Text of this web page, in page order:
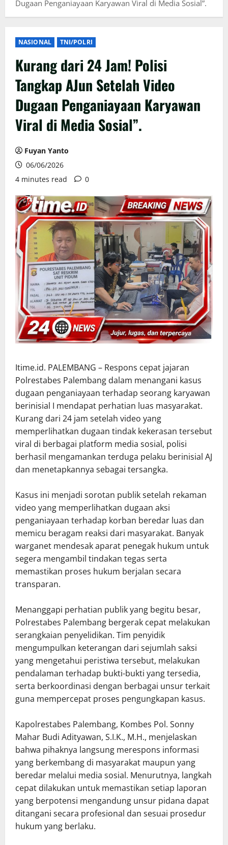
Dugaan Penganiayaan Karyawan Viral di Media Sosial”.
NASIONAL TNI/POLRI
Kurang dari 24 Jam! Polisi
Tangkap AJun Setelah Video
Dugaan Penganiayaan Karyawan
Viral di Media Sosial”.
Fuyan Yanto
06/06/2026
4 minutes read
0
Itime.id. PALEMBANG – Respons cepat jajaran
Polrestabes Palembang dalam menangani kasus
dugaan penganiayaan terhadap seorang karyawan
berinisial I mendapat perhatian luas masyarakat.
Kurang dari 24 jam setelah video yang
memperlihatkan dugaan tindak kekerasan tersebut
viral di berbagai platform media sosial, polisi
berhasil mengamankan terduga pelaku berinisial AJ
dan menetapkannya sebagai tersangka.
Kasus ini menjadi sorotan publik setelah rekaman
video yang memperlihatkan dugaan aksi
penganiayaan terhadap korban beredar luas dan
memicu beragam reaksi dari masyarakat. Banyak
warganet mendesak aparat penegak hukum untuk
segera mengambil tindakan tegas serta
memastikan proses hukum berjalan secara
transparan.
Menanggapi perhatian publik yang begitu besar,
Polrestabes Palembang bergerak cepat melakukan
serangkaian penyelidikan. Tim penyidik
mengumpulkan keterangan dari sejumlah saksi
yang mengetahui peristiwa tersebut, melakukan
pendalaman terhadap bukti-bukti yang tersedia,
serta berkoordinasi dengan berbagai unsur terkait
guna mempercepat proses pengungkapan kasus.
Kapolrestabes Palembang, Kombes Pol. Sonny
Mahar Budi Adityawan, S.I.K., M.H., menjelaskan
bahwa pihaknya langsung merespons informasi
yang berkembang di masyarakat maupun yang
beredar melalui media sosial. Menurutnya, langkah
cepat dilakukan untuk memastikan setiap laporan
yang berpotensi mengandung unsur pidana dapat
ditangani secara profesional dan sesuai prosedur
hukum yang berlaku.